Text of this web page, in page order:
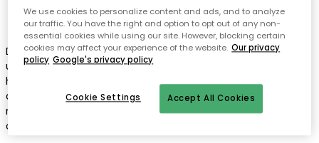
We use cookies to personalize content and ads, and to analyze
our traffic. You have the right and option to opt out of any non-
essential cookies while using our site. However, blocking certain
cookies may affect your experience of the website. Our privacy
policy Google's privacy policy
Accept All Cookies
Cookie Settings